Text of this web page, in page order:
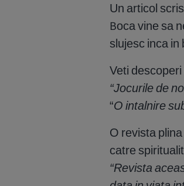
Un articol
Boca vine sa
slujesc inca in
Veti
“Jocurile de
“O intalnire
O revista
catre
“Revista